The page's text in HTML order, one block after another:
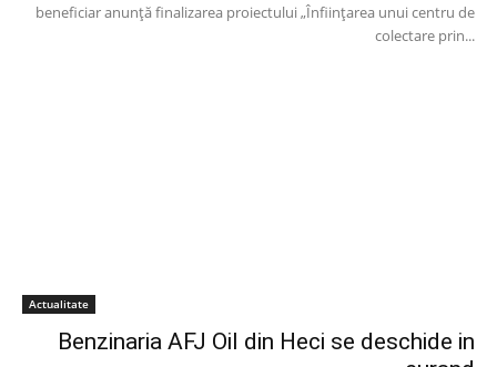
beneficiar anunță finalizarea proiectului „Înființarea unui centru de
colectare prin...
Actualitate
Benzinaria AFJ Oil din Heci se deschide in